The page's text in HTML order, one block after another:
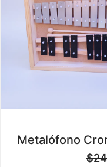
Metalófono
$